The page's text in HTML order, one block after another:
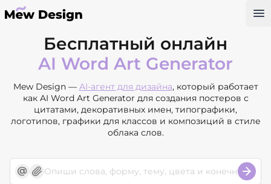
Бесплатный онлайн
AI Word Art Generator
Mew Design — AI-агент для дизайна, который работает
как AI Word Art Generator для создания постеров с
цитатами, декоративных имен, типографики,
логотипов, графики для классов и композиций в стиле
облака слов.